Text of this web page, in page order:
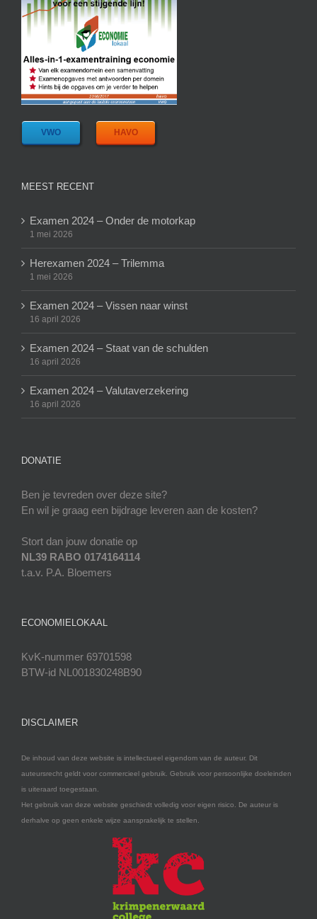
VWO HAVO
MEEST RECENT
Examen 2024 – Onder de motorkap
1 mei 2026
Herexamen 2024 – Trilemma
1 mei 2026
Examen 2024 – Vissen naar winst
16 april 2026
Examen 2024 – Staat van de schulden
16 april 2026
Examen 2024 – Valutaverzekering
16 april 2026
DONATIE
Ben je tevreden over deze site?
En wil je graag een bijdrage leveren aan de kosten?
Stort dan jouw donatie op
NL39 RABO 0174164114
t.a.v. P.A. Bloemers
ECONOMIELOKAAL
KvK-nummer 69701598
BTW-id NL001830248B90
DISCLAIMER
De inhoud van deze website is intellectueel eigendom van de auteur. Dit
auteursrecht geldt voor commercieel gebruik. Gebruik voor persoonlijke doeleinden
is uiteraard toegestaan.
Het gebruik van deze website geschiedt volledig voor eigen risico. De auteur is
derhalve op geen enkele wijze aansprakelijk te stellen.